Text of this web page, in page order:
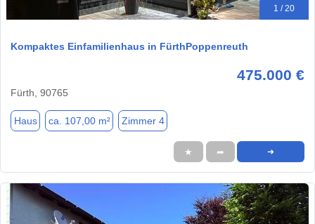
1 / 20
Kompaktes Einfamilienhaus in FürthPoppenreuth
475.000 €
Fürth, 90765
Haus ca. 107,00 m² Zimmer 4
★ ➦ ➜